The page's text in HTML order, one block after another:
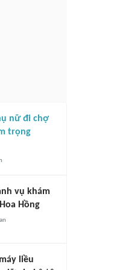
nữ đi chợ
trọng
vụ khám
Hồng
liều